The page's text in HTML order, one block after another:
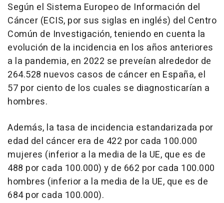
Según el Sistema Europeo de Información del
Cáncer (ECIS, por sus siglas en inglés) del Centro
Común de Investigación, teniendo en cuenta la
evolución de la incidencia en los años anteriores
a la pandemia, en 2022 se preveían alrededor de
264.528 nuevos casos de cáncer en España, el
57 por ciento de los cuales se diagnosticarían a
hombres.
Además, la tasa de incidencia estandarizada por
edad del cáncer era de 422 por cada 100.000
mujeres (inferior a la media de la UE, que es de
488 por cada 100.000) y de 662 por cada 100.000
hombres (inferior a la media de la UE, que es de
684 por cada 100.000).